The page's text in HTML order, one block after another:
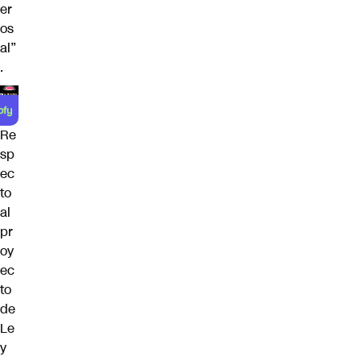
er
os
al”
.
Re
sp
ec
to
al
pr
oy
ec
to
de
Le
y